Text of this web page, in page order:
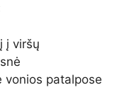
į viršų
vonios patalpose